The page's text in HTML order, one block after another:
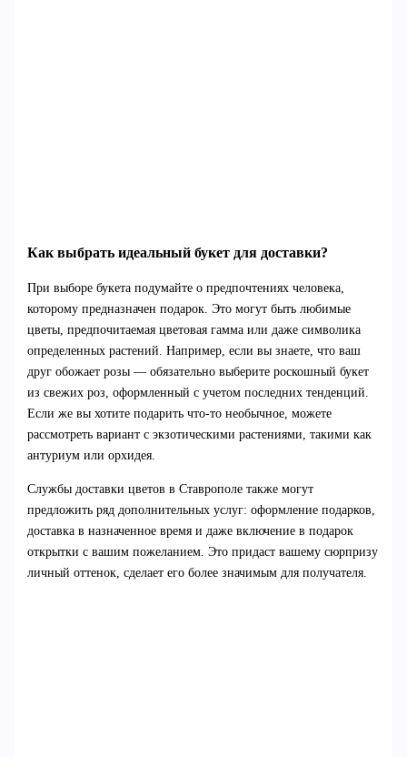
Как выбрать идеальный букет для доставки?
При выборе букета подумайте о предпочтениях человека,
которому предназначен подарок. Это могут быть любимые
цветы, предпочитаемая цветовая гамма или даже символика
определенных растений. Например, если вы знаете, что ваш
друг обожает розы — обязательно выберите роскошный букет
из свежих роз, оформленный с учетом последних тенденций.
Если же вы хотите подарить что-то необычное, можете
рассмотреть вариант с экзотическими растениями, такими как
антуриум или орхидея.
Службы доставки цветов в Ставрополе также могут
предложить ряд дополнительных услуг: оформление подарков,
доставка в назначенное время и даже включение в подарок
открытки с вашим пожеланием. Это придаст вашему сюрпризу
личный оттенок, сделает его более значимым для получателя.